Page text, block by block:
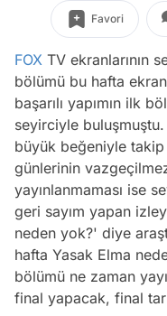
Favori
FOX TV ekranlarının
bölümü bu hafta
başarılı yapımın ilk
seyirciyle
büyük beğeniyle
günlerinin
yayınlanmaması ise
geri sayım yapan
neden yok?' diye
hafta Yasak Elma
bölümü ne zaman
final yapacak, final